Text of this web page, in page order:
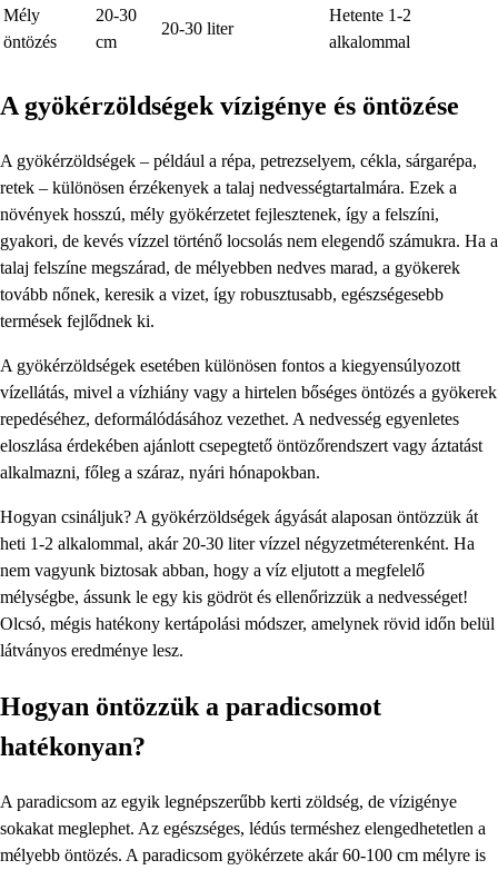
Mély
öntözés
20-30
cm
20-30 liter
Hetente 1-2
alkalommal
A gyökérzöldségek vízigénye és öntözése
A gyökérzöldségek – például a répa, petrezselyem, cékla, sárgarépa,
retek – különösen érzékenyek a talaj nedvességtartalmára. Ezek a
növények hosszú, mély gyökérzetet fejlesztenek, így a felszíni,
gyakori, de kevés vízzel történő locsolás nem elegendő számukra. Ha a
talaj felszíne megszárad, de mélyebben nedves marad, a gyökerek
tovább nőnek, keresik a vizet, így robusztusabb, egészségesebb
termések fejlődnek ki.
A gyökérzöldségek esetében különösen fontos a kiegyensúlyozott
vízellátás, mivel a vízhiány vagy a hirtelen bőséges öntözés a gyökerek
repedéséhez, deformálódásához vezethet. A nedvesség egyenletes
eloszlása érdekében ajánlott csepegtető öntözőrendszert vagy áztatást
alkalmazni, főleg a száraz, nyári hónapokban.
Hogyan csináljuk? A gyökérzöldségek ágyását alaposan öntözzük át
heti 1-2 alkalommal, akár 20-30 liter vízzel négyzetméterenként. Ha
nem vagyunk biztosak abban, hogy a víz eljutott a megfelelő
mélységbe, ássunk le egy kis gödröt és ellenőrizzük a nedvességet!
Olcsó, mégis hatékony kertápolási módszer, amelynek rövid időn belül
látványos eredménye lesz.
Hogyan öntözzük a paradicsomot
hatékonyan?
A paradicsom az egyik legnépszerűbb kerti zöldség, de vízigénye
sokakat meglephet. Az egészséges, lédús terméshez elengedhetetlen a
mélyebb öntözés. A paradicsom gyökérzete akár 60-100 cm mélyre is